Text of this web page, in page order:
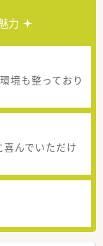
力
境も整っており
喜んでいただけ